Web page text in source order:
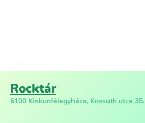
Rocktár
6100 Kiskunfélegyháza, Kossuth utca 35.